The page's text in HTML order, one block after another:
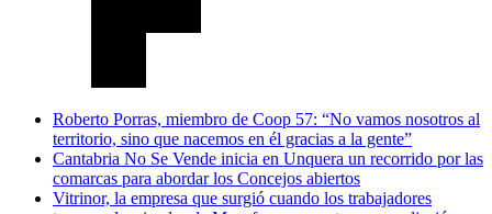
Roberto Porras, miembro de Coop 57: “No vamos nosotros al
territorio, sino que nacemos en él gracias a la gente”
Cantabria No Se Vende inicia en Unquera un recorrido por las
comarcas para abordar los Concejos abiertos
Vitrinor, la empresa que surgió cuando los trabajadores